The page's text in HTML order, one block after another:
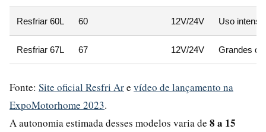
Resfriar 60L 60 12V/24V Uso
Resfriar 67L 67 12V/24V Grandes
Fonte: Site oficial Resfri Are vídeo de lançamento na
ExpoMotorhome 2023.
A autonomia estimada desses modelos varia de 8 a 15